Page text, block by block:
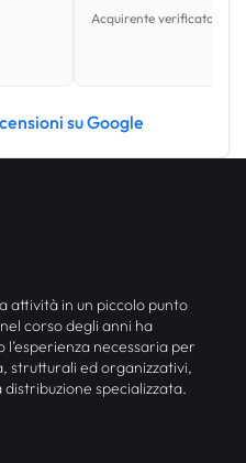
Acquirente verificato •
su Google
attività in un piccolo punto
corso degli anni ha
necessaria per
strutturali ed organizzativi,
specializzata.